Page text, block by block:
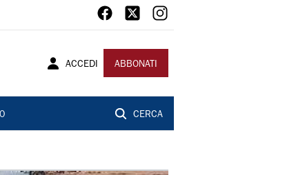
ACCEDI ABBONATI
CERCA